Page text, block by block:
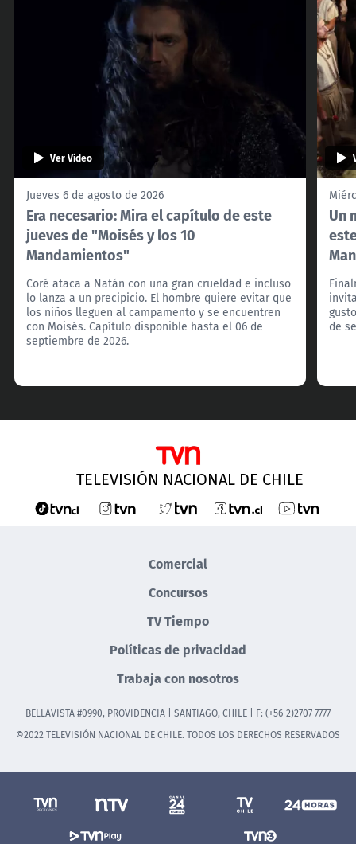
Ver Video
Jueves 6 de agosto de 2026
Era necesario: Mira el capítulo de este
jueves de "Moisés y los 10
Mandamientos"
Coré ataca a Natán con una gran crueldad e incluso
lo lanza a un precipicio. El hombre quiere evitar que
los niños lleguen al campamento y se encuentren
con Moisés. Capítulo disponible hasta el 06 de
septiembre de 2026.
Un
de
TELEVISIÓN NACIONAL DE CHILE
Comercial
Concursos
TV Tiempo
Políticas de privacidad
Trabaja con nosotros
BELLAVISTA #0990, PROVIDENCIA | SANTIAGO, CHILE | F: (+56-2)2707 7777
©2022 TELEVISIÓN NACIONAL DE CHILE. TODOS LOS DERECHOS RESERVADOS